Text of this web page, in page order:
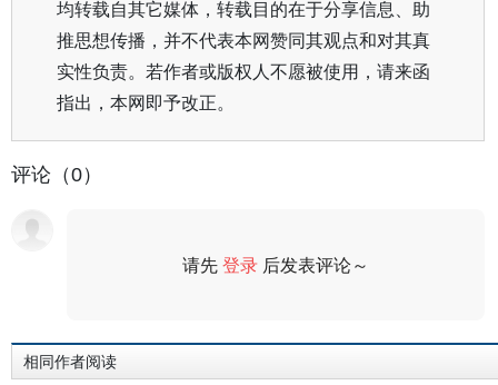
均转载自其它媒体，转载目的在于分享信息、助
推思想传播，并不代表本网赞同其观点和对其真
实性负责。若作者或版权人不愿被使用，请来函
指出，本网即予改正。
评论（0）
请先登录 后发表评论～
相同作者阅读